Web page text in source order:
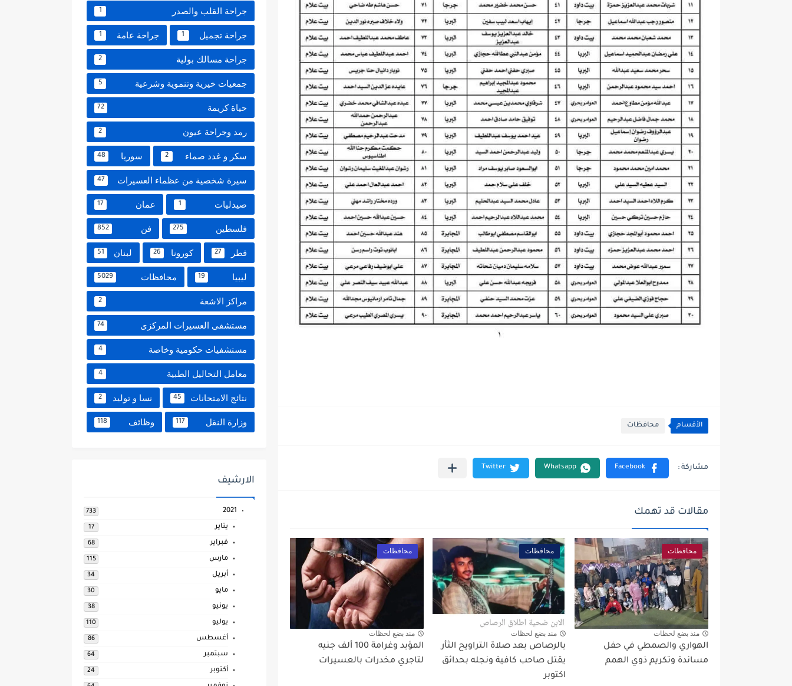
الأقسام محافظات
مقالات قد تهمك
محافظات
منذ بضع لحظات
الهواري والصمطي في حفل
مساندة وتكريم ذوي الهمم
محافظات
منذ بضع لحظات
بالرصاص بعد صلاة التراويح الثأر
يقتل صاحب كافية ونجله بحدائق
اكتوبر
محافظات
منذ بضع لحظات
المؤبد وغرامة 100 ألف جنيه
لتاجري مخدرات بالعسيرات
جراحة القلب والصدر 1
جراحة تجميل 1 جراحة عامة 1
جراحة مسالك بولية 2
جمعيات خيرية وتنموية وشرعية 5
حياة كريمة 72
رمد وجراحة عيون 2
سكر و غدد صماء 2 سوريا 48
سيرة شخصية من عظماء العسيرات 47
صيدليات 1 عمان 17
فلسطين 275 فن 852
قطر 27 كورونا 26 لبنان 51
ليبيا 19 محافظات 5029
مراكز الاشعة 2
مستشفى العسيرات المركزى 74
مستشفيات حكومية وخاصة 4
معامل التحاليل الطبية 4
نتائج الامتحانات 45 نسا و توليد 2
وزارة النقل 117 وظائف 118
الارشيف
2021
733
يناير 17
فبراير 68
مارس 115
أبريل 34
مايو 30
يونيو 38
يوليو 110
أغسطس 86
سبتمبر 64
أكتوبر 24